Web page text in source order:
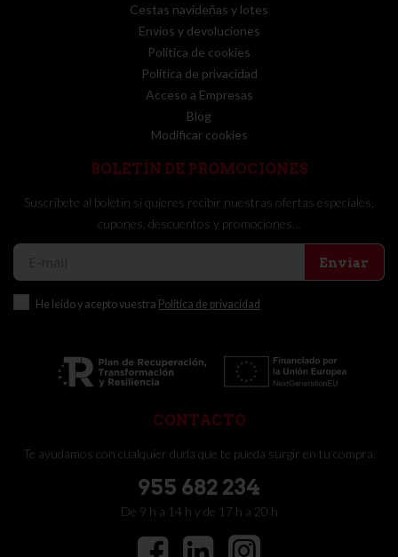
Cestas navideñas y lotes
Envíos y devoluciones
Política de cookies
Política de privacidad
Acceso a Empresas
Blog
Modificar cookies
BOLETÍN DE PROMOCIONES
Suscríbete al boletín si quieres recibir nuestras ofertas especiales,
cupones, descuentos y promociones…
Enviar
He leído y acepto vuestra Política de privacidad
CONTACTO
Te ayudamos con cualquier duda que te pueda surgir en tu compra.
955 682 234
De 9 h a 14 h y de 17 h a 20 h